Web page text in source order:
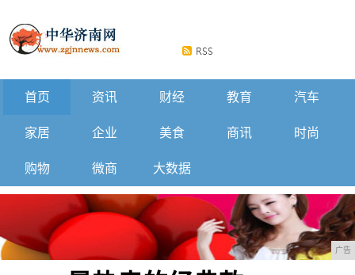
首页 资讯 财经 教育 汽车
家居 企业 美食 商讯 时尚
购物 微商 大数据
广告